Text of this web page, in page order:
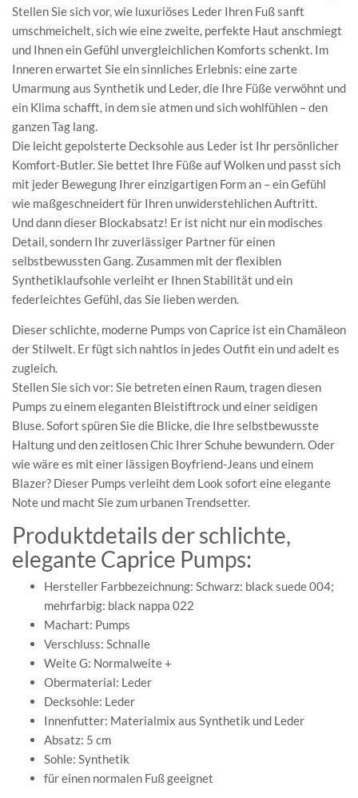
Stellen Sie sich vor, wie luxuriöses Leder Ihren Fuß sanft
umschmeichelt, sich wie eine zweite, perfekte Haut anschmiegt
und Ihnen ein Gefühl unvergleichlichen Komforts schenkt. Im
Inneren erwartet Sie ein sinnliches Erlebnis: eine zarte
Umarmung aus Synthetik und Leder, die Ihre Füße verwöhnt und
ein Klima schafft, in dem sie atmen und sich wohlfühlen – den
ganzen Tag lang.
Die leicht gepolsterte Decksohle aus Leder ist Ihr persönlicher
Komfort-Butler. Sie bettet Ihre Füße auf Wolken und passt sich
mit jeder Bewegung Ihrer einzigartigen Form an – ein Gefühl
wie maßgeschneidert für Ihren unwiderstehlichen Auftritt.
Und dann dieser Blockabsatz! Er ist nicht nur ein modisches
Detail, sondern Ihr zuverlässiger Partner für einen
selbstbewussten Gang. Zusammen mit der flexiblen
Synthetiklaufsohle verleiht er Ihnen Stabilität und ein
federleichtes Gefühl, das Sie lieben werden.
Dieser schlichte, moderne Pumps von Caprice ist ein Chamäleon
der Stilwelt. Er fügt sich nahtlos in jedes Outfit ein und adelt es
zugleich.
Stellen Sie sich vor: Sie betreten einen Raum, tragen diesen
Pumps zu einem eleganten Bleistiftrock und einer seidigen
Bluse. Sofort spüren Sie die Blicke, die Ihre selbstbewusste
Haltung und den zeitlosen Chic Ihrer Schuhe bewundern. Oder
wie wäre es mit einer lässigen Boyfriend-Jeans und einem
Blazer? Dieser Pumps verleiht dem Look sofort eine elegante
Note und macht Sie zum urbanen Trendsetter.
Produktdetails der schlichte,
elegante Caprice Pumps:
Hersteller Farbbezeichnung: Schwarz: black suede 004;
mehrfarbig: black nappa 022
Machart: Pumps
Verschluss: Schnalle
Weite G: Normalweite +
Obermaterial: Leder
Decksohle: Leder
Innenfutter: Materialmix aus Synthetik und Leder
Absatz: 5 cm
Sohle: Synthetik
für einen normalen Fuß geeignet